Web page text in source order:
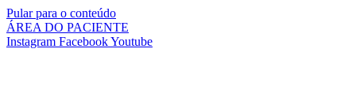
Pular para o conteúdo
ÁREA DO PACIENTE
Instagram FacebookYoutube